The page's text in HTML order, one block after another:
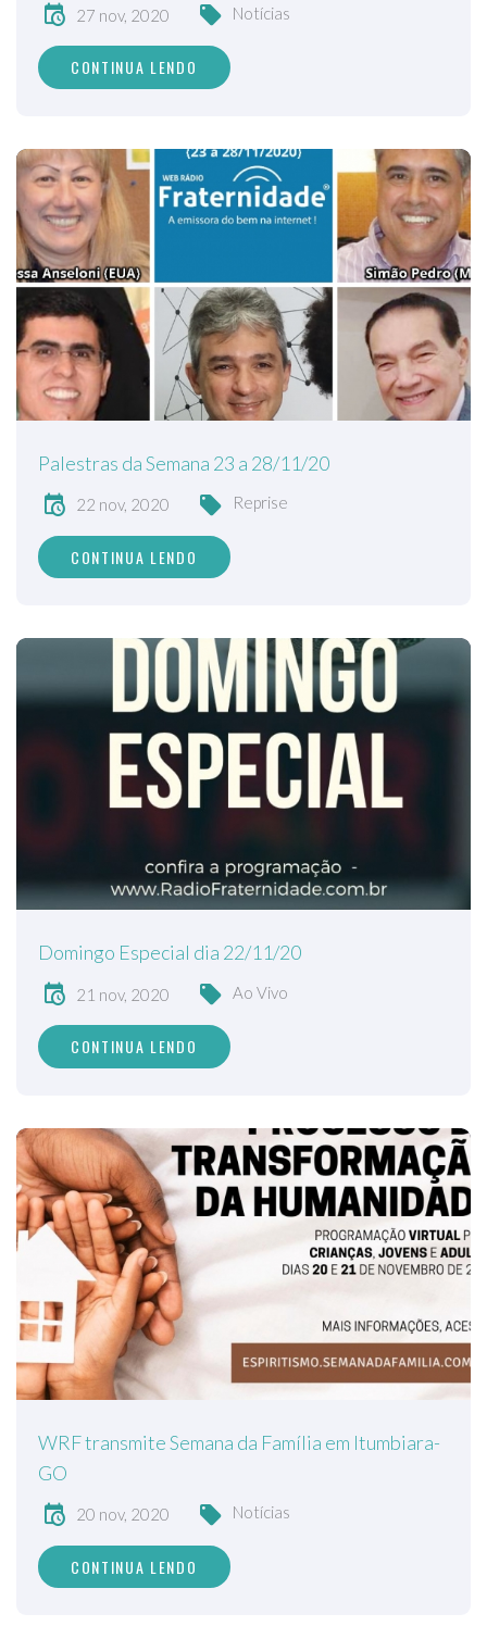
27 nov, 2020 Notícias
CONTINUA LENDO
Palestras da Semana 23 a 28/11/20
22 nov, 2020 Reprise
CONTINUA LENDO
Domingo Especial dia 22/11/20
21 nov, 2020 Ao Vivo
CONTINUA LENDO
WRF transmite Semana da Família em Itumbiara-
GO
20 nov, 2020 Notícias
CONTINUA LENDO